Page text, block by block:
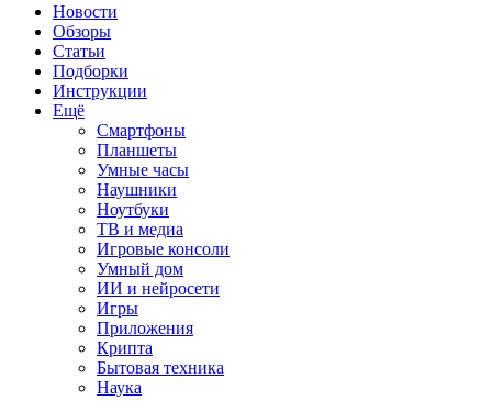
Новости
Обзоры
Статьи
Подборки
Инструкции
Ещё
Смартфоны
Планшеты
Умные часы
Наушники
Ноутбуки
ТВ и медиа
Игровые консоли
Умный дом
ИИ и нейросети
Игры
Приложения
Крипта
Бытовая техника
Наука